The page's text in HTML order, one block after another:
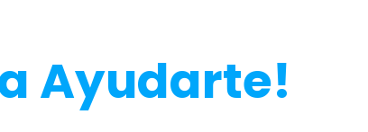
Ayudarte!